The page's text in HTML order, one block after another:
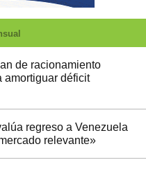
de racionamiento
amortiguar déficit
regreso a Venezuela
relevante»